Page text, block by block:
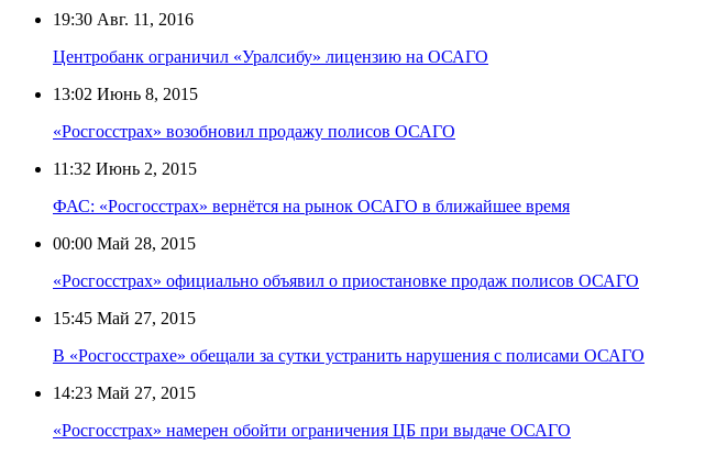
19:30 Авг. 11, 2016
Центробанк ограничил «Уралсибу» лицензию на ОСАГО
13:02 Июнь 8, 2015
«Росгосстрах» возобновил продажу полисов ОСАГО
11:32 Июнь 2, 2015
ФАС: «Росгосстрах» вернётся на рынок ОСАГО в ближайшее время
00:00 Май 28, 2015
«Росгосстрах» официально объявил о приостановке продаж полисов ОСАГО
15:45 Май 27, 2015
В «Росгосстрахе» обещали за сутки устранить нарушения с полисами ОСАГО
14:23 Май 27, 2015
«Росгосстрах» намерен обойти ограничения ЦБ при выдаче ОСАГО